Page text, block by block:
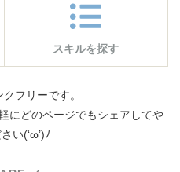
スキルを探す
フリーです。
にどのページでもシェアしてや
い(‘ω’)ﾉ